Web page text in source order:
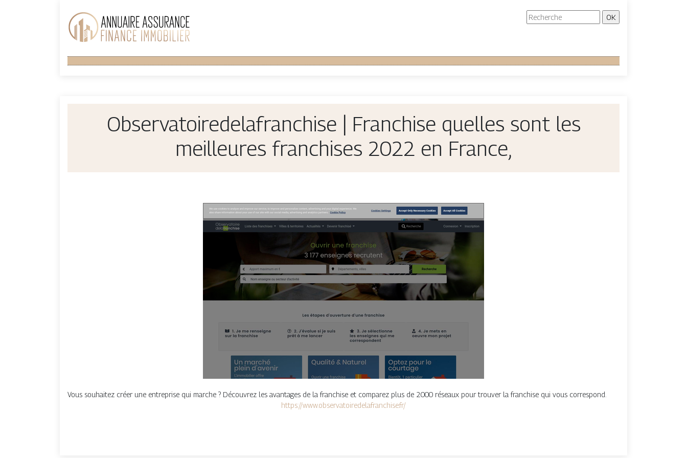
Ob­ser­vatoiredelafranchi­se | Franchise quelles sont les
meilleures franchises 2022 en France,
Vous souhaitez créer une entreprise qui marche ? Découvrez les avantages de la franchise et comparez plus de 2000 réseaux pour trouver la franchise qui vous correspond.
https://www.observatoiredelafranchise.fr/